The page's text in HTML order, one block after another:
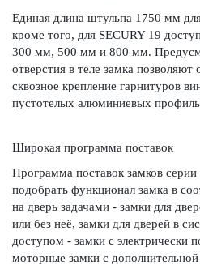
Единая длина штульпа 1750 мм
кроме того, для SECURY 19
300 мм, 500 мм и 800 мм.
отверстия в теле замка
сквозное крепление гарнитуров
пустотелых алюминиевых
Широкая программа поставок
Программа поставок замков серии
подобрать функционал замка в
на дверь задачами - замки для
или без неё, замки для дверей в
доступом - замки с электрически
моторные замки с дополнительной